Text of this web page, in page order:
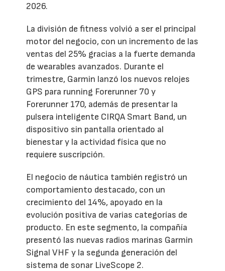
2026.
La división de fitness volvió a ser el principal
motor del negocio, con un incremento de las
ventas del 25% gracias a la fuerte demanda
de wearables avanzados. Durante el
trimestre, Garmin lanzó los nuevos relojes
GPS para running Forerunner 70 y
Forerunner 170, además de presentar la
pulsera inteligente CIRQA Smart Band, un
dispositivo sin pantalla orientado al
bienestar y la actividad física que no
requiere suscripción.
El negocio de náutica también registró un
comportamiento destacado, con un
crecimiento del 14%, apoyado en la
evolución positiva de varias categorías de
producto. En este segmento, la compañía
presentó las nuevas radios marinas Garmin
Signal VHF y la segunda generación del
sistema de sonar LiveScope 2.